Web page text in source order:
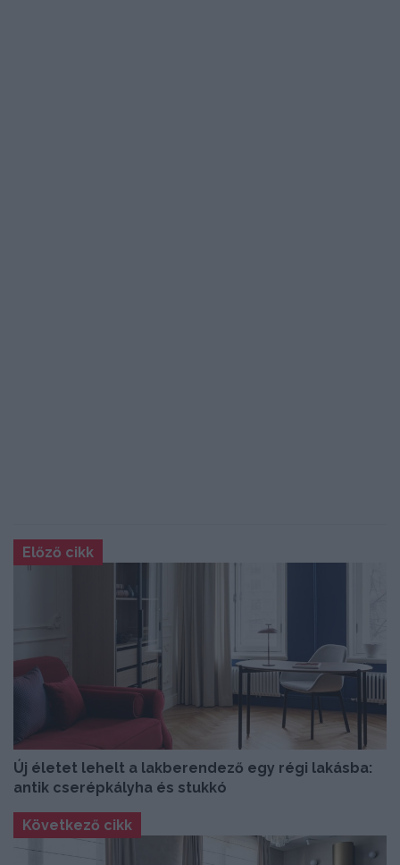
Előző cikk
Új életet lehelt a lakberendező egy régi lakásba:
antik cserépkályha és stukkó
Következő cikk